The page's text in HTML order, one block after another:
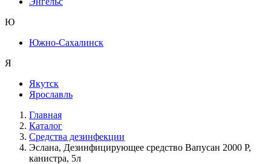
Ю
Южно-Сахалинск
Я
Якутск
Ярославль
Главная
Каталог
Средства дезинфекции
Эслана, Дезинфицирующее средство Вапусан 2000 Р,
канистра, 5л